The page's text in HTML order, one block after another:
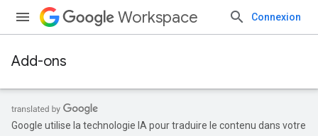
Workspace Connexion
Add-ons
Google utilise la technologie IA pour traduire le contenu dans votre